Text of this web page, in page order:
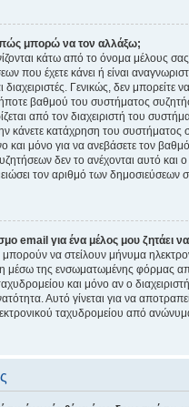
πώς μπορώ να τον αλλάξω;
κάτω από το όνομα μέλους
που έχετε κάνει ή είναι
Γενικώς, δεν μπορείτε
βαθμού του συστήματος
από τον διαχειριστή του
κάνετε κατάχρηση του συστήματος
και μόνο για να ανεβάσετε τον
δεν το ανέχονται αυτό και ο
τον αριθμό των δημοσιεύσεων
email για ένα μέλος μου ζητάει
να στείλουν μήνυμα
μέσω της ενσωματωμένης φόρμας
και μόνο αν ο
Αυτό γίνεται για να
ταχυδρομείου από